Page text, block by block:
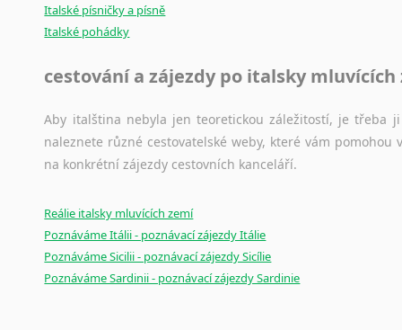
Italské písničky a písně
Italské pohádky
cestování a zájezdy po italsky mluvících
Aby italština nebyla jen teoretickou záležitostí, je třeba
naleznete různé cestovatelské weby, které vám
na konkrétní zájezdy cestovních kanceláří.
Reálie italsky mluvících zemí
Poznáváme Itálii - poznávací zájezdy Itálie
Poznáváme Sicilii - poznávací zájezdy Sicílie
Poznáváme Sardinii - poznávací zájezdy Sardinie